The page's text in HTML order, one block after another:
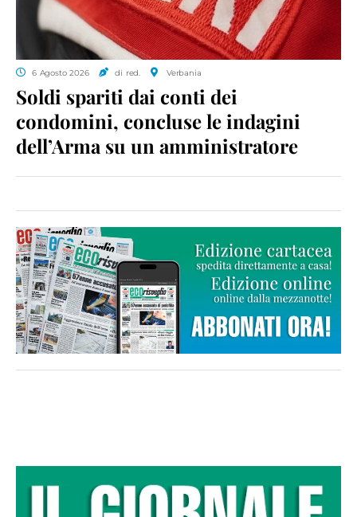
6 Agosto 2026 di red. Verbania
Soldi spariti dai conti dei
condomini, concluse le indagini
dell’Arma su un amministratore